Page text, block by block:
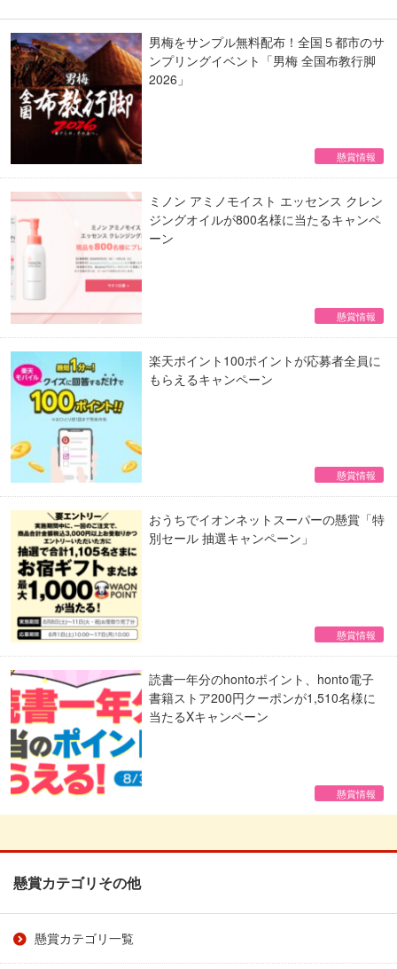
男梅をサンプル無料配布！全国５都市のサ
ンプリングイベント「男梅 全国布教行脚
2026」
懸賞情報
ミノン アミノモイスト エッセンス クレン
ジングオイルが800名様に当たるキャンペ
ーン
懸賞情報
楽天ポイント100ポイントが応募者全員に
もらえるキャンペーン
懸賞情報
おうちでイオンネットスーパーの懸賞「特
別セール 抽選キャンペーン」
懸賞情報
読書一年分のhontoポイント、honto電子
書籍ストア200円クーポンが1,510名様に
当たるXキャンペーン
懸賞情報
懸賞カテゴリその他
懸賞カテゴリ一覧